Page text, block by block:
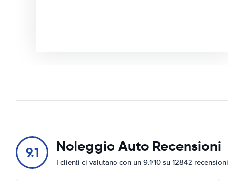
9.1 Noleggio Auto Recensioni
I clienti ci valutano con un 9.1/10 su 12842 recensioni